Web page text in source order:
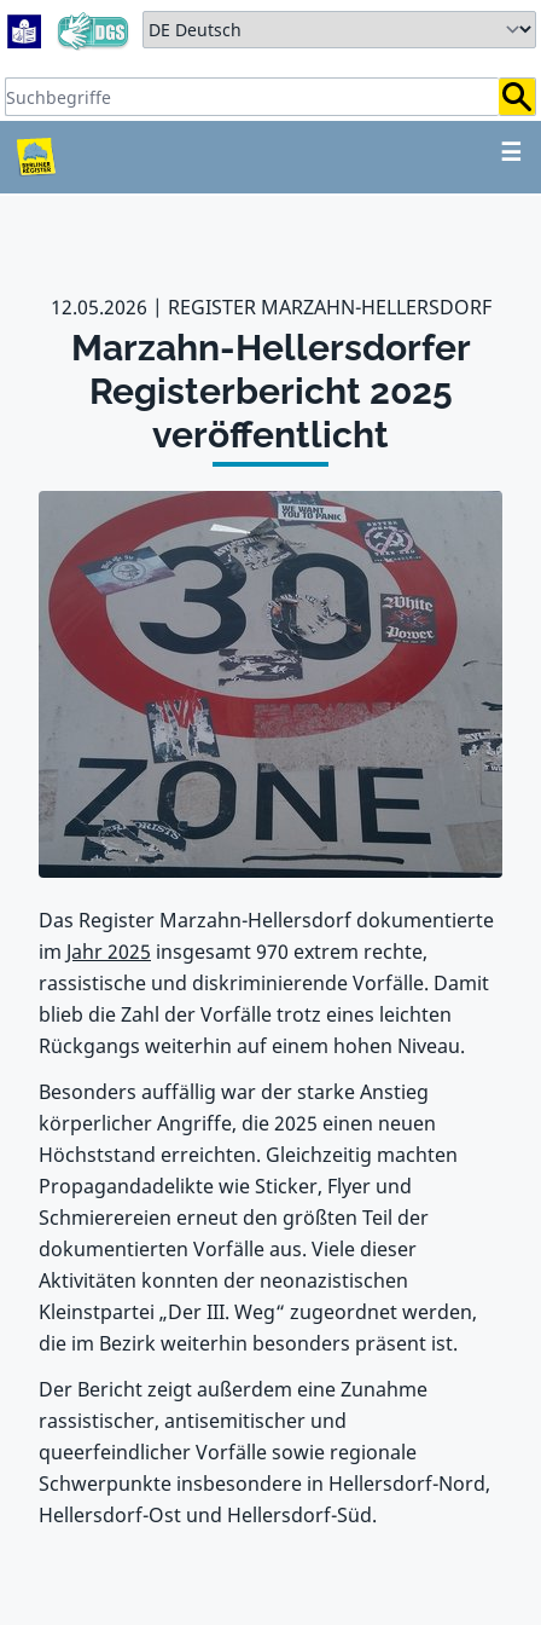
Zum Hauptbereich springen
Zum Hauptmenü springen
Sprache auswählen:
Suchbegriffe:
☰
ZUM HAUPTBEREICH
12.05.2026 REGISTER MARZAHN-HELLERSDORF
Marzahn-Hellersdorfer
Registerbericht 2025
veröffentlicht
Das Register Marzahn-Hellersdorf dokumentierte
im Jahr 2025 insgesamt 970 extrem rechte,
rassistische und diskriminierende Vorfälle. Damit
blieb die Zahl der Vorfälle trotz eines leichten
Rückgangs weiterhin auf einem hohen Niveau.
Besonders auffällig war der starke Anstieg
körperlicher Angriffe, die 2025 einen neuen
Höchststand erreichten. Gleichzeitig machten
Propagandadelikte wie Sticker, Flyer und
Schmierereien erneut den größten Teil der
dokumentierten Vorfälle aus. Viele dieser
Aktivitäten konnten der neonazistischen
Kleinstpartei „Der III. Weg“ zugeordnet werden,
die im Bezirk weiterhin besonders präsent ist.
Der Bericht zeigt außerdem eine Zunahme
rassistischer, antisemitischer und
queerfeindlicher Vorfälle sowie regionale
Schwerpunkte insbesondere in Hellersdorf-Nord,
Hellersdorf-Ost und Hellersdorf-Süd.